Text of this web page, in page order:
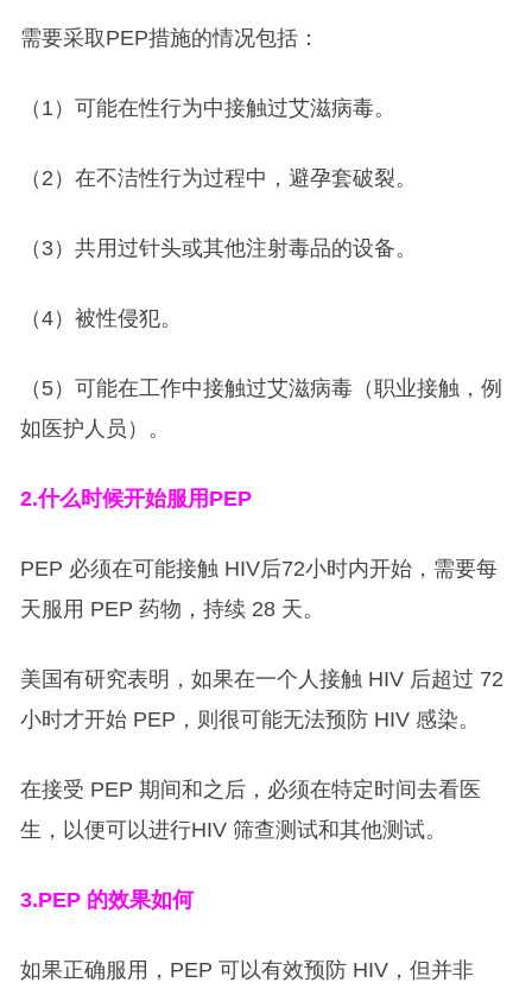
需要采取PEP措施的情况包括：
（1）可能在性行为中接触过艾滋病毒。
（2）在不洁性行为过程中，避孕套破裂。
（3）共用过针头或其他注射毒品的设备。
（4）被性侵犯。
（5）可能在工作中接触过艾滋病毒（职业接触，例
如医护人员）。
2.什么时候开始服用PEP
PEP 必须在可能接触 HIV后72小时内开始，需要每
天服用 PEP 药物，持续 28 天。
美国有研究表明，如果在一个人接触 HIV 后超过 72
小时才开始 PEP，则很可能无法预防 HIV 感染。
在接受 PEP 期间和之后，必须在特定时间去看医
生，以便可以进行HIV 筛查测试和其他测试。
3.PEP 的效果如何
如果正确服用，PEP 可以有效预防 HIV，但并非